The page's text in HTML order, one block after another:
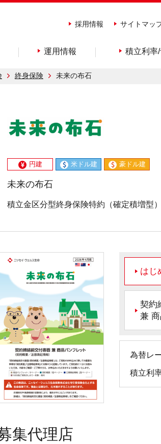
採用情報 サイトマッ
運用情報 積立利率
終身保険 未来の布石
円建 米ドル建 豪ドル建
未来の布石
積立金区分型終身保険特約（確定積増型
はじ
契約
兼
為替レ
積立利
集代理店